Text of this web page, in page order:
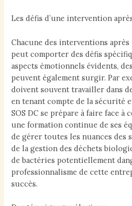
Les défis d’une intervention
Chacune des interventions
peut comporter des défis
aspects émotionnels évidents,
peuvent également surgir. Par
doivent souvent travailler dans
en tenant compte de la sécurité
SOS DC se prépare à faire face à
une formation continue de ses
de gérer toutes les nuances des
de la gestion des déchets
de bactéries potentiellement
professionnalisme de cette
succès.